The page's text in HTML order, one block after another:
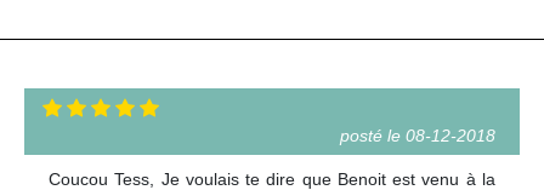
posté le 08-12-2018
Coucou Tess, Je voulais te dire que Benoit est venu à la